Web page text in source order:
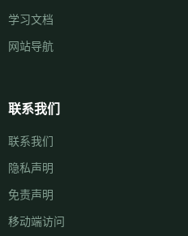
学习文档
网站导航
联系我们
联系我们
隐私声明
免责声明
移动端访问